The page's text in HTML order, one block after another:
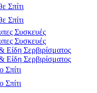
Σπίτι
Σπίτι
Συσκευές
Συσκευές
Είδη Σερβιρίσματος
Είδη Σερβιρίσματος